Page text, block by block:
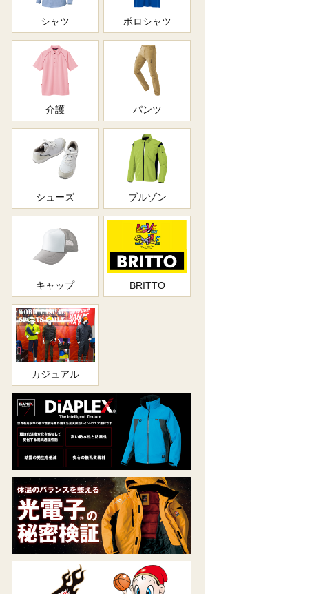
シャツ ポロシャツ
介護 パンツ
シューズ ブルゾン
キャップ BRITTO
カジュアル